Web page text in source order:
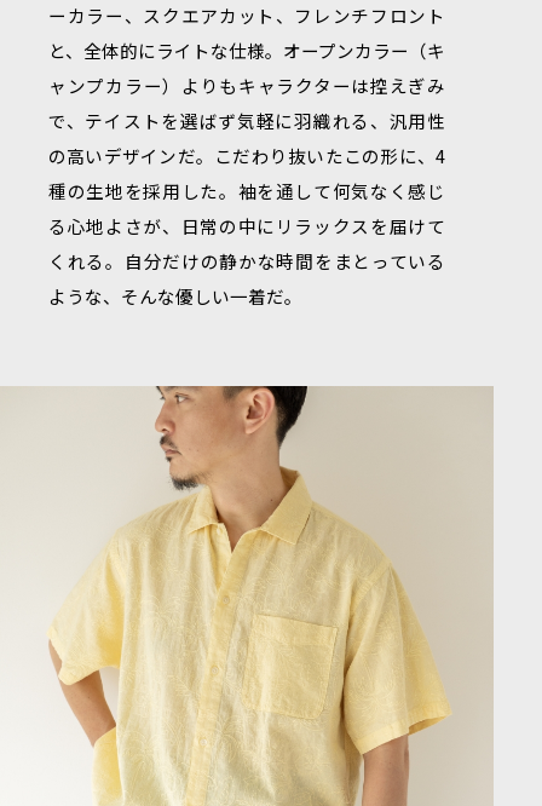
ーカラー、スクエアカット、フレンチフロント
と、全体的にライトな仕様。オープンカラー（キ
ャンプカラー）よりもキャラクターは控えぎみ
で、テイストを選ばず気軽に羽織れる、汎用性
の高いデザインだ。こだわり抜いたこの形に、4
種の生地を採用した。袖を通して何気なく感じ
る心地よさが、日常の中にリラックスを届けて
くれる。自分だけの静かな時間をまとっている
ような、そんな優しい一着だ。